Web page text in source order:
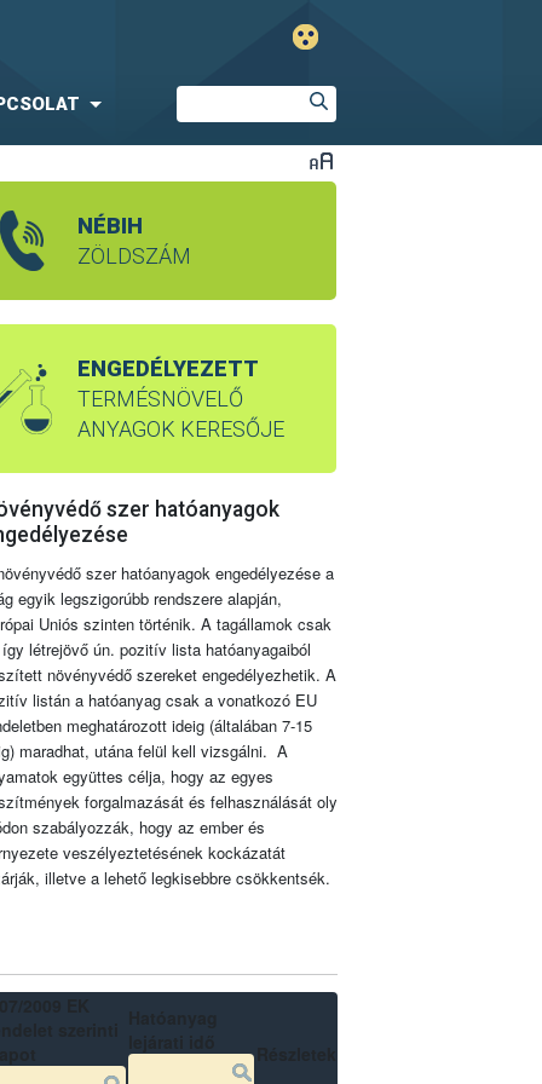
NÉBIH
ZÖLDSZÁM
ENGEDÉLYEZETT
TERMÉSNÖVELŐ
ANYAGOK KERESŐJE
szer hatóanyagok
szer hatóanyagok engedélyezése a
egyik legszigorúbb rendszere alapján,
Uniós szinten történik. A tagállamok csak
létrejövő ún. pozitív lista hatóanyagaiból
növényvédő szereket engedélyezhetik. A
listán a hatóanyag csak a vonatkozó EU
meghatározott ideig (általában 7-15
maradhat, utána felül kell vizsgálni. A
együttes célja, hogy az egyes
forgalmazását és felhasználását oly
szabályozzák, hogy az ember és
veszélyeztetésének kockázatát
illetve a lehető legkisebbre csökkentsék.